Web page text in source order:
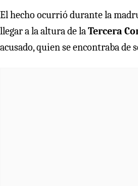
El hecho ocurrió durante la
llegar a la altura de laTercera
acusado, quien se encontraba de